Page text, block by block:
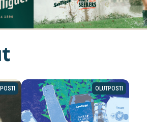
OLUTPOSTI